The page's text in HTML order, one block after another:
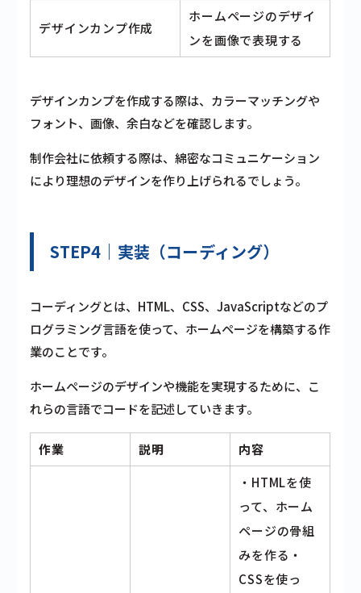
デザインカンプ作成
ホームページのデザイ
ンを画像で表現する
デザインカンプを作成する際は、カラーマッチングや
フォント、画像、余白などを確認します。
制作会社に依頼する際は、綿密なコミュニケーション
により理想のデザインを作り上げられるでしょう。
STEP4｜実装（コーディング）
コーディングとは、HTML、CSS、JavaScriptなどのプ
ログラミング言語を使って、ホームページを構築する作
業のことです。
ホームページのデザインや機能を実現するために、こ
れらの言語でコードを記述していきます。
作業 説明 内容
・HTMLを使
って、ホーム
ページの骨組
みを作る・
CSSを使っ